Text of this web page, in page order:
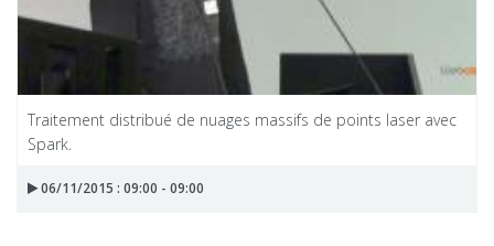
Traitement distribué de nuages massifs de points laser avec
Spark.
06/11/2015 : 09:00 - 09:00